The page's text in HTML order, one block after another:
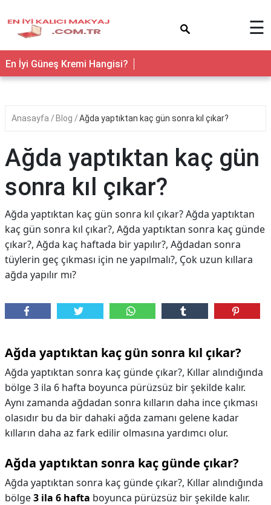
☰
En İyi Güneş Kremi Hangisi?
Anasayfa Blog Ağda yaptıktan kaç gün sonra kıl çıkar?
Ağda yaptıktan kaç gün
sonra kıl çıkar?
Ağda yaptıktan kaç gün sonra kıl çıkar? Ağda yaptıktan
kaç gün sonra kıl çıkar?, Ağda yaptıktan sonra kaç günde
çıkar?, Ağda kaç haftada bir yapılır?, Ağdadan sonra
tüylerin geç çıkması için ne yapılmalı?, Çok uzun kıllara
ağda yapılır mı?
Ağda yaptıktan kaç gün sonra kıl çıkar?
Ağda yaptıktan sonra kaç günde çıkar?, Kıllar alındığında
bölge 3 ila 6 hafta boyunca pürüzsüz bir şekilde kalır.
Aynı zamanda ağdadan sonra kılların daha ince çıkması
olasıdır bu da bir dahaki ağda zamanı gelene kadar
kılların daha az fark edilir olmasına yardımcı olur.
Ağda yaptıktan sonra kaç günde çıkar?
Ağda yaptıktan sonra kaç günde çıkar?, Kıllar alındığında
bölge3 ila 6 hafta boyunca pürüzsüz bir şekilde kalır.